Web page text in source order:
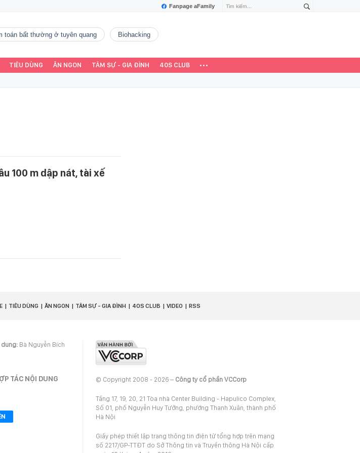
Fanpage aFamily
toán bất thường ở tuyên quang Biohacking
TIÊU DÙNG ĂN NGON TÂM SỰ - GIA ĐÌNH 40S CLUB
100 m dập nát, tài xế
TIÊU DÙNG ĂN NGON TÂM SỰ - GIA ĐÌNH 40S CLUB VIDEO RSS
dung: Bà Nguyễn Bích
TÁC NỘI DUNG © Copyright 2008 - 2026 – Công ty cổ phần VCCorp
Tầng 17, 19, 20, 21 Tòa nhà Center Building - Hapulico Complex,
Số 01, phố Nguyễn Huy Tưởng, phường Thanh Xuân, thành phố
Hà Nội
Giấy phép thiết lập trang thông tin điện tử tổng hợp trên mạng
số 2217/GP-TTĐT do Sở Thông tin và Truyền thông Hà Nội cấp